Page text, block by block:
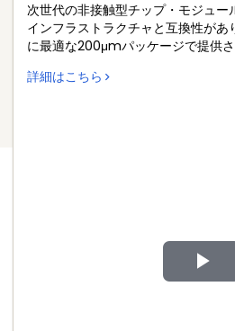
次世代の非接触型チップ・モジュー
インフラストラクチャと互換性があ
に最適な200μmパッケージで提供さ
詳細はこちら